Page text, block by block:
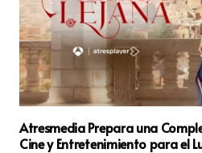
Atresmedia Prepara una
Cine y Entretenimiento para el